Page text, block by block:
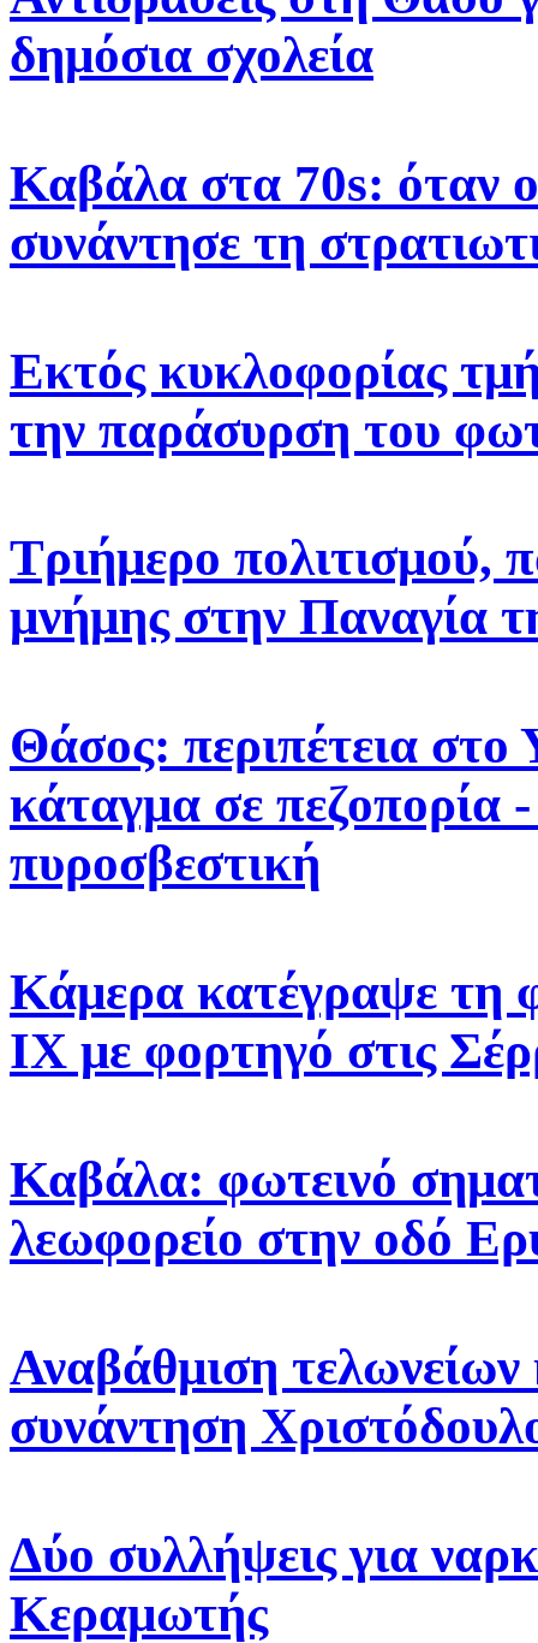
δημόσια σχολεία
Καβάλα στα 70s: όταν
συνάντησε τη
Εκτός κυκλοφορίας
την παράσυρση του
Τριήμερο πολιτισμού,
μνήμης στην Παναγία
Θάσος: περιπέτεια στο
κάταγμα σε πεζοπορία
πυροσβεστική
Κάμερα κατέγραψε τη
ΙΧ με φορτηγό στις
Καβάλα: φωτεινό
λεωφορείο στην οδό
Αναβάθμιση τελωνείων
συνάντηση
Δύο συλλήψεις για
Κεραμωτής